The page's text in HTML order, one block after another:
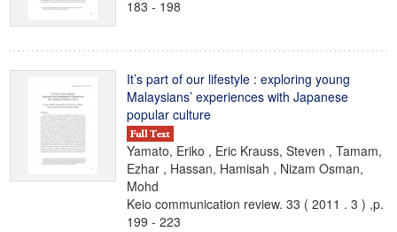
183 - 198
It’s part of our lifestyle : exploring young
Malaysians’ experiences with Japanese
popular culture
Yamato, Eriko , Eric Krauss, Steven , Tamam,
Ezhar , Hassan, Hamisah , Nizam Osman,
Mohd
Keio communication review. 33 ( 2011 . 3 ) ,p.
199 - 223